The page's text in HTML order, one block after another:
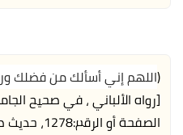
(اللهم إني أسألك من فضلك
[رواه الألباني ، في صحيح
الصفحة أو الرقم:1278، حديث صحيح.]